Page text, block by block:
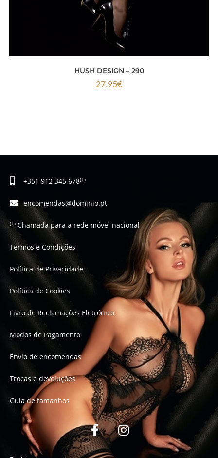
HUSH DESIGN – 290
27.95€
+351 912 345 678(1)
encomendas@dominio.pt
(1)Chamada para a rede móvel nacional
Termos e Condições
Política de Privacidade
Política de Cookies
Livro de Reclamações Eletrónico
Modos de Pagamento
Envio de encomendas
Trocas e devoluções
Guia de tamanhos